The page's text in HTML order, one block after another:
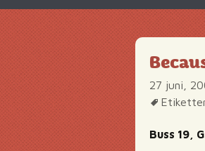
innehåll
27 juni,
Buss 19,